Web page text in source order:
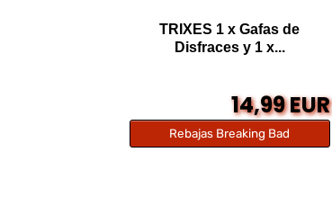
TRIXES 1 x Gafas de
Disfraces y 1 x...
14,99 EUR
Rebajas Breaking Bad